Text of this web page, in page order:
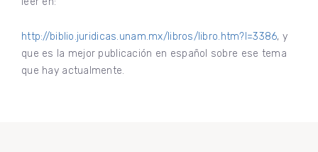
http://biblio.juridicas.unam.mx/libros/libro.htm?l=3386, y
que es la mejor publicación en español sobre ese tema
que hay actualmente.